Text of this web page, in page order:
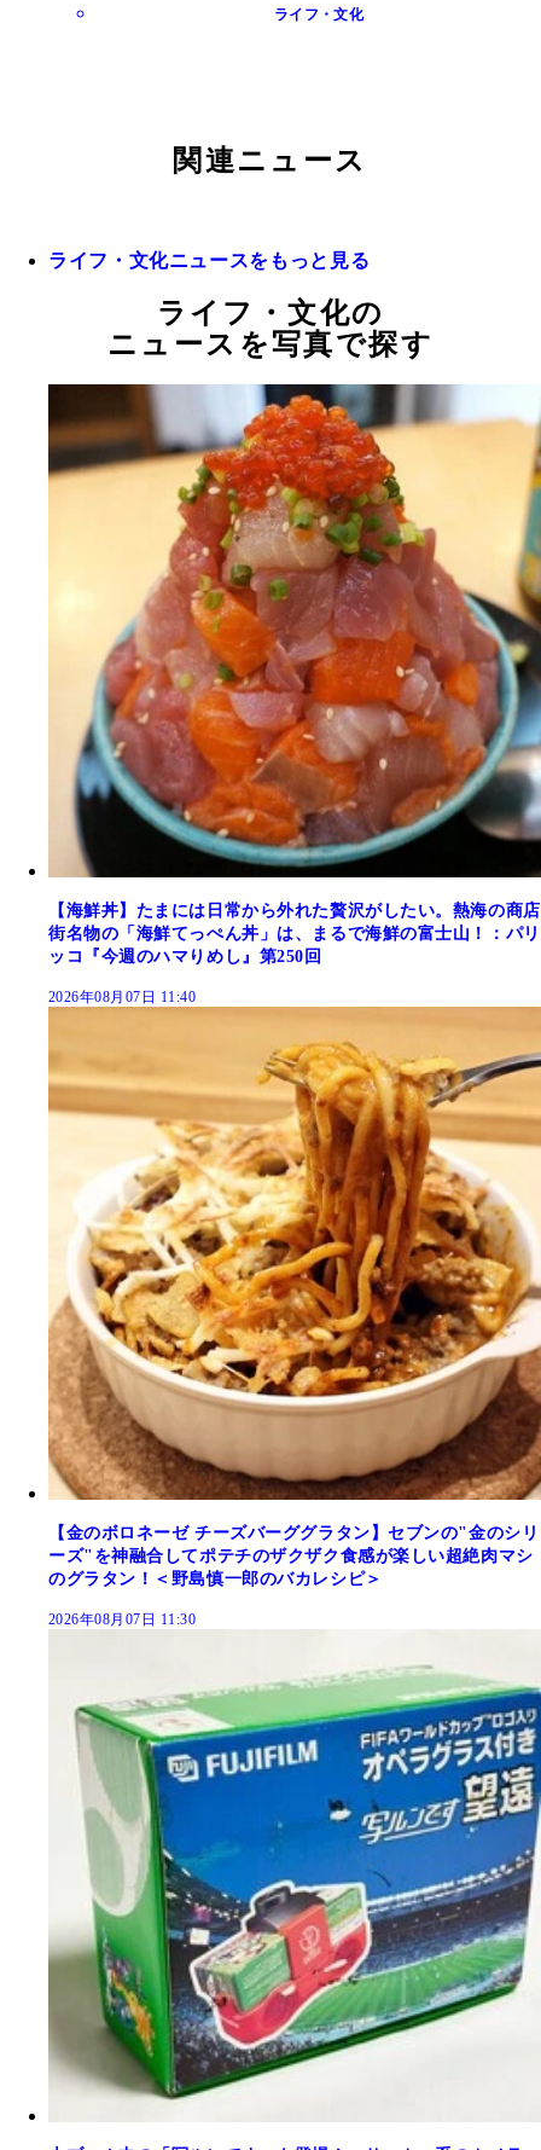
ライフ・文化
関連ニュース
ライフ・文化ニュースをもっと見る
ライフ・文化の
ニュースを写真で探す
【海鮮丼】たまには日常から外れた贅沢がしたい。熱海の商店
街名物の「海鮮てっぺん丼」は、まるで海鮮の富士山！：パリ
ッコ『今週のハマりめし』第250回
2026年08月07日 11:40
【金のボロネーゼ チーズバーググラタン】セブンの"金のシリ
ーズ"を神融合してポテチのザクザク食感が楽しい超絶肉マシ
のグラタン！＜野島慎一郎のバカレシピ＞
2026年08月07日 11:30